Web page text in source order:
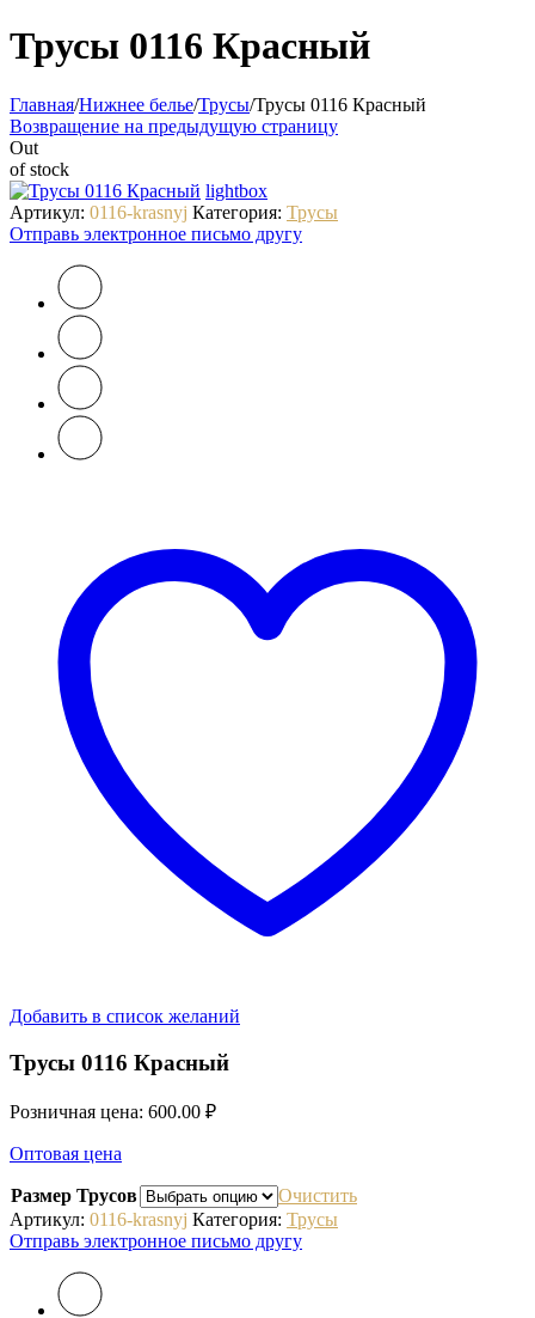
Трусы 0116 Красный
Главная/Нижнее белье/Трусы/Трусы 0116 Красный
Возвращение на предыдущую страницу
Out
of stock
lightbox
Артикул: 0116-krasnyj Категория: Трусы
Отправь электронное письмо другу
Добавить в список желаний
Трусы 0116 Красный
Розничная цена: 600.00 ₽
Оптовая цена
Размер Трусов
Очистить
Артикул: 0116-krasnyj Категория: Трусы
Отправь электронное письмо другу